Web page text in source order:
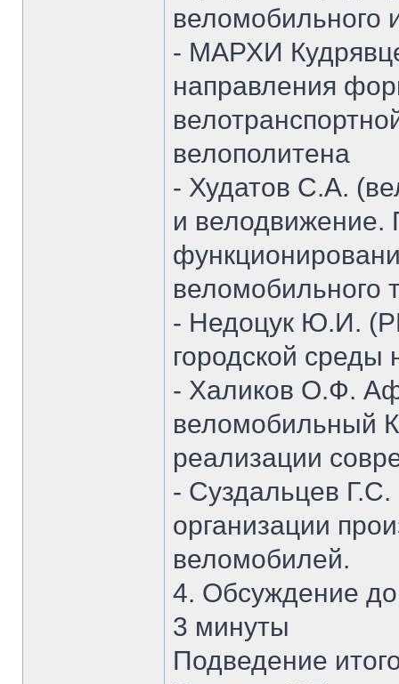
веломобильного
- МАРХИ
направления
велополитена
- Худатов С.А.
и велодвижение.
веломобильного
- Недоцук Ю.И.
городской среды
- Халиков О.Ф.
веломобильный
реализации
- Суздальцев
организации
веломобилей.
4. Обсуждение
3 минуты
Подведение